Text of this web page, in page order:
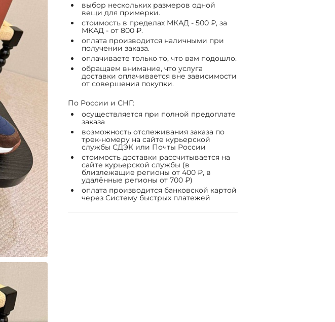
выбор нескольких размеров одной
вещи для примерки.
стоимость в пределах МКАД - 500 ₽, за
МКАД - от 800 ₽.
оплата производится наличными при
получении заказа.
оплачиваете только то, что вам подошло.
обращаем внимание, что услуга
доставки оплачивается вне зависимости
от совершения покупки.
По России и СНГ:
осуществляется при полной предоплате
заказа
возможность отслеживания заказа по
трек-номеру на сайте курьерской
службы СДЭК или Почты России
стоимость доставки рассчитывается на
сайте курьерской службы (в
близлежащие регионы от 400 ₽, в
удалённые регионы от 700 ₽)
оплата производится банковской картой
через Систему быстрых платежей